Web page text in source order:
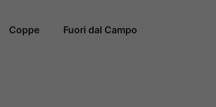
Coppe Fuori dal Campo